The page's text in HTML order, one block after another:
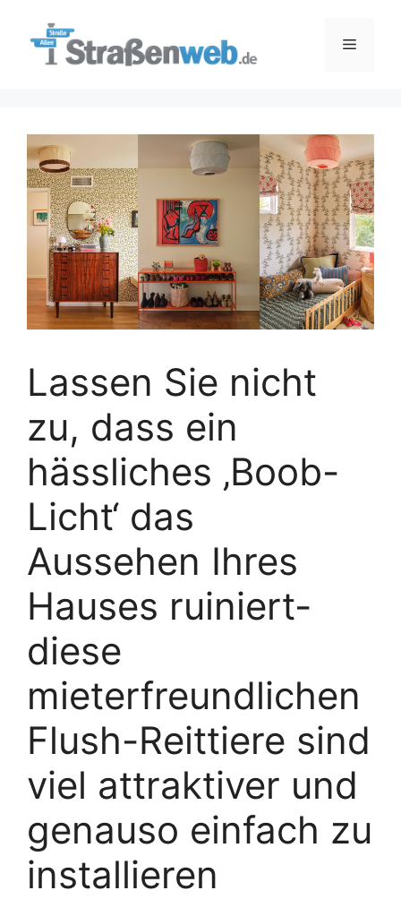
Menü
Lassen Sie nicht
zu, dass ein
hässliches ‚Boob-
Licht‘ das
Aussehen Ihres
Hauses ruiniert-
diese
mieterfreundlichen
Flush-Reittiere sind
viel attraktiver und
genauso einfach zu
installieren